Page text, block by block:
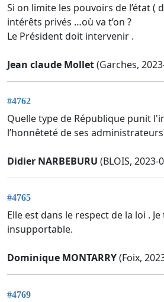
Si on limite les pouvoirs de l’état (
intérêts privés …où va t’on ?
Le Président doit intervenir .
Jean claude Mollet(Garches,
#4762
Quelle type de République punit
l’honnêteté de ses
Didier NARBEBURU (BLOIS, 2023-
#4765
Elle est dans le respect de la loi .
insupportable.
Dominique MONTARRY(Foix,
#4769